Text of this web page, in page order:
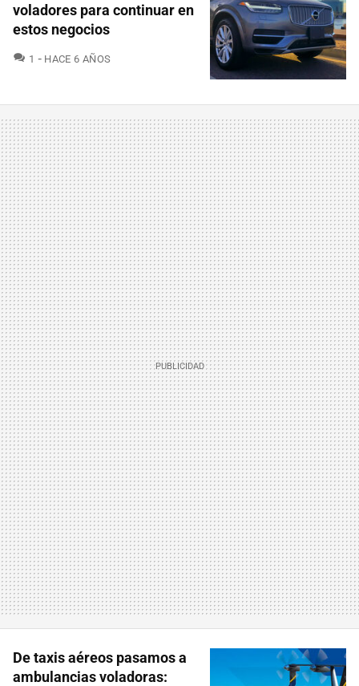
voladores para continuar en
estos negocios
1 COMENTARIOS
HACE 6 AÑOS
De taxis aéreos pasamos a
ambulancias voladoras: